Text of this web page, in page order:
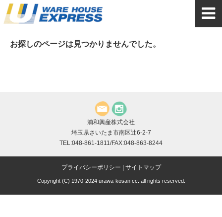
お探しのページは見つかりませんでした。
浦和興産株式会社
埼玉県さいたま市南区辻6-2-7
TEL:048-861-1811/FAX:048-863-8244
プライバシーポリシー サイトマップ
Copyright (C) 1970-2024 urawa-kosan cc. all rights reserved.